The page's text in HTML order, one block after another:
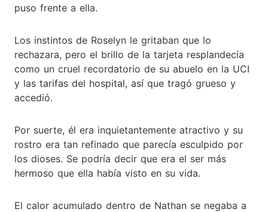
puso frente a ella.
Los instintos de Roselyn le gritaban que lo
rechazara, pero el brillo de la tarjeta resplandecía
como un cruel recordatorio de su abuelo en la UCI
y las tarifas del hospital, así que tragó grueso y
accedió.
Por suerte, él era inquietantemente atractivo y su
rostro era tan refinado que parecía esculpido por
los dioses. Se podría decir que era el ser más
hermoso que ella había visto en su vida.
El calor acumulado dentro de Nathan se negaba a